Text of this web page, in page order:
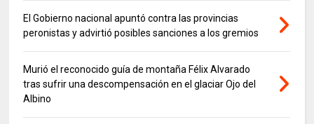
El Gobierno nacional apuntó contra las provincias
peronistas y advirtió posibles sanciones a los gremios
Murió el reconocido guía de montaña Félix Alvarado
tras sufrir una descompensación en el glaciar Ojo del
Albino